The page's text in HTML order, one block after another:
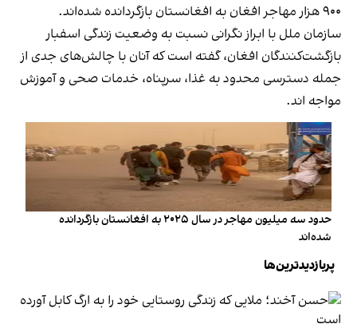
۹۰۰ هزار مهاجر افغان به افغانستان بازگردانده شده‌اند.
سازمان ملل با ابراز نگرانی نسبت به وضعیت زندگی اسفبار
بازگشت‌کنندگان افغان، گفته است که آنان با چالش‌های جدی از
جمله دسترسی محدود به غذا، سرپناه، خدمات صحی و آموزش
مواجه اند.
حدود سه میلیون مهاجر در سال ۲۰۲۵ به افغانستان بازگردانده
شده‌اند
پربازدیدترین‌ها